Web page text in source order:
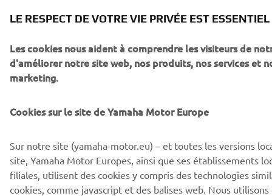
LE RESPECT DE VOTRE VIE PRIVÉE EST ESSENTIEL
Les cookies nous aident à comprendre les visiteurs de
d'améliorer notre site web, nos produits, nos services et
marketing.
Cookies sur le site de Yamaha Motor Europe
Sur notre site (yamaha-motor.eu) – et toutes les versions
site, Yamaha Motor Europes, ainsi que ses établissements
filiales, utilisent des cookies y compris des technologies
cookies, comme javascript et des balises web. Nous utilisons